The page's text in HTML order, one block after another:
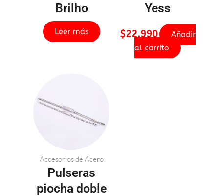
Brilho
Leer más
Yess
$22.990
Añadir
al carrito
Accesorios de Acero
Pulseras
piocha doble